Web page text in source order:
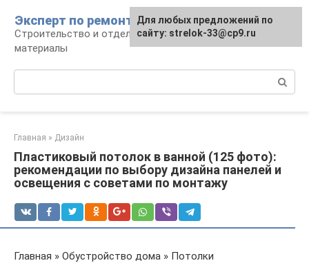
контенту
Эксперт по ремонту
Строительство и отделка: работы и
материалы
Главная » Дизайн
Пластиковый потолок в ванной (125 фото):
рекомендации по выбору дизайна панелей и
освещения с советами по монтажу
Главная » Обустройство дома » Потолки
Для любых предложений по
сайту: strelok-33@cp9.ru
Для любых предложений по
сайту: strelok-33@cp9.ru